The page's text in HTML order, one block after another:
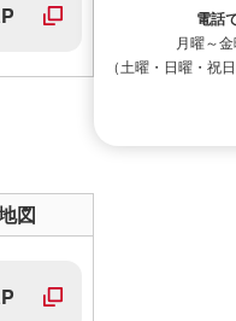
図
電話
月曜～
（土曜・日曜・祝